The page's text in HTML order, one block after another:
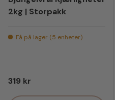
2kg | Storpakk
Få på lager (5 enheter)
Vanlig pris
319 kr